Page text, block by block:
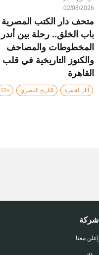
02/08/2026
متحف دار الكتب
باب الخلق.. رحلة بين أندر
المخطوطات والمصاحف
والكنوز التاريخية في قلب
القاهرة
آثار القاهرة التاريخ المصري +12
شركة
إعلن معنا